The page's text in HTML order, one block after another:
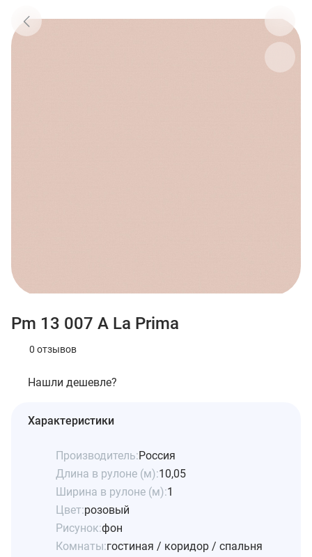
Pm 13 007 A La Prima
0 отзывов
Нашли дешевле?
Характеристики
Производитель:Россия
Длина в рулоне (м):10,05
Ширина в рулоне (м):1
Цвет:розовый
Рисунок:фон
Комнаты:гостиная / коридор / спальня